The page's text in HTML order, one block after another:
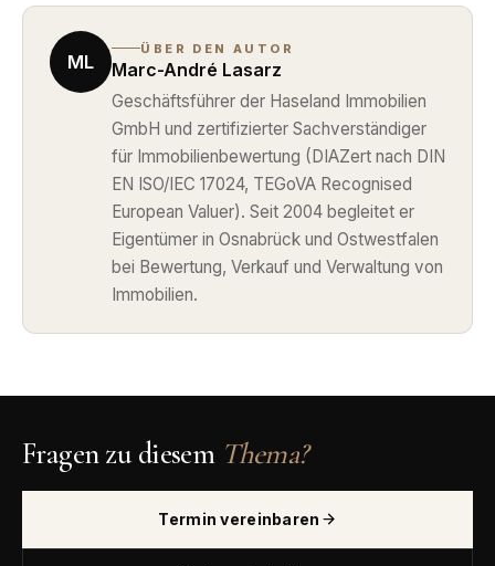
ML
ÜBER DEN AUTOR
Marc-André Lasarz
Geschäftsführer der Haseland Immobilien
GmbH und zertifizierter Sachverständiger
für Immobilienbewertung (DIAZert nach DIN
EN ISO/IEC 17024, TEGoVA Recognised
European Valuer). Seit 2004 begleitet er
Eigentümer in Osnabrück und Ostwestfalen
bei Bewertung, Verkauf und Verwaltung von
Immobilien.
Fragen zu diesem Thema?
Termin vereinbaren